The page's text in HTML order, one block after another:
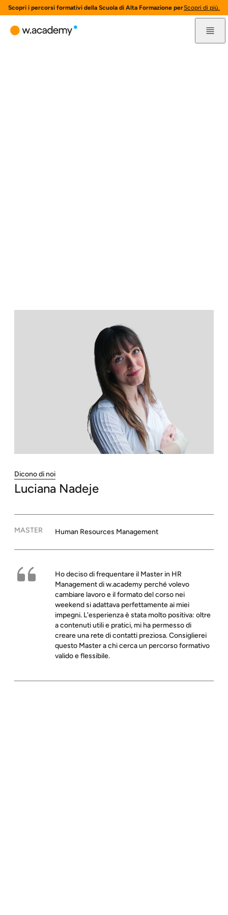
Scopri i percorsi formativi della Scuola di Alta Formazione per l'innovazione
Scopri di più.
Dicono di noi
Luciana Nadeje
MASTER Human Resources Management
Ho deciso di frequentare il Master in HR
Management di w.academy perché volevo
cambiare lavoro e il formato del corso nei
weekend si adattava perfettamente ai miei
impegni. L'esperienza è stata molto positiva: oltre
a contenuti utili e pratici, mi ha permesso di
creare una rete di contatti preziosa. Consiglierei
questo Master a chi cerca un percorso formativo
valido e flessibile.